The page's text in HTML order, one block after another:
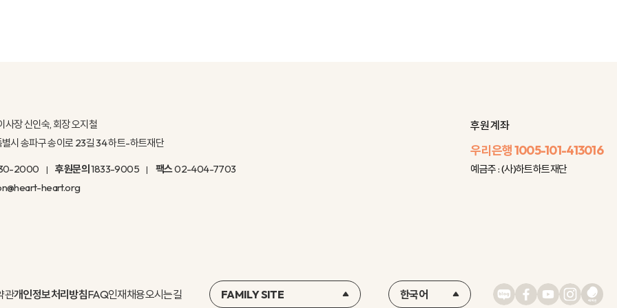
장 신인숙, 회장 오지철
시 송파구 송이로 23길 34 하트-하트재단
2000
후원문의1833-9005 팩스02-404-7703
heart.org
후원 계좌
우리은행1005-101-413016
예금주 : (사)하트하트재단
관개인정보처리방침FAQ인재채용오시는길 FAMILY SITE 한국어